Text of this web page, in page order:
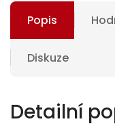
Popis
Diskuze
Detailní